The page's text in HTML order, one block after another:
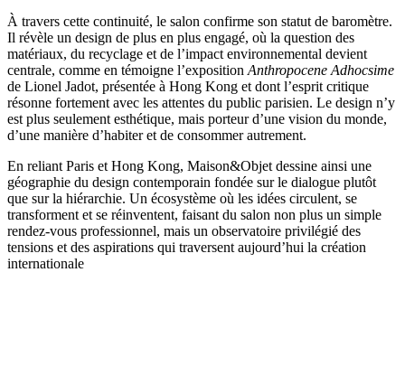
À travers cette continuité, le salon confirme son statut de baromètre.
Il révèle un design de plus en plus engagé, où la question des
matériaux, du recyclage et de l’impact environnemental devient
centrale, comme en témoigne l’expositionAnthropocene Adhocsime
de Lionel Jadot, présentée à Hong Kong et dont l’esprit critique
résonne fortement avec les attentes du public parisien. Le design n’y
est plus seulement esthétique, mais porteur d’une vision du monde,
d’une manière d’habiter et de consommer autrement.
En reliant Paris et Hong Kong, Maison&Objet dessine ainsi une
géographie du design contemporain fondée sur le dialogue plutôt
que sur la hiérarchie. Un écosystème où les idées circulent, se
transforment et se réinventent, faisant du salon non plus un simple
rendez-vous professionnel, mais un observatoire privilégié des
tensions et des aspirations qui traversent aujourd’hui la création
internationale